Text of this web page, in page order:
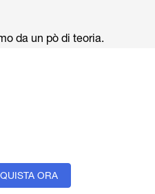
da un pò di teoria.
ORA